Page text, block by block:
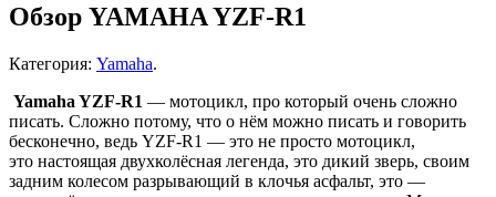
Обзор YAMAHA YZF-R1
Категория: Yamaha.
Yamaha YZF-R1 — мотоцикл, про который очень сложно
писать. Сложно потому, что о нём можно писать и говорить
бесконечно, ведь YZF-R1 — это не просто мотоцикл,
это настоящая двухколёсная легенда, это дикий зверь, своим
задним колесом разрывающий в клочья асфальт, это —